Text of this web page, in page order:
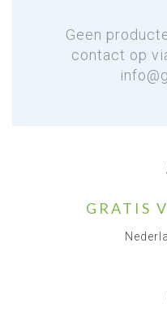
Geen
contact op
GRATIS